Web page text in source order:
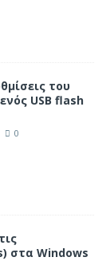
του
USB flash
0
στα Windows